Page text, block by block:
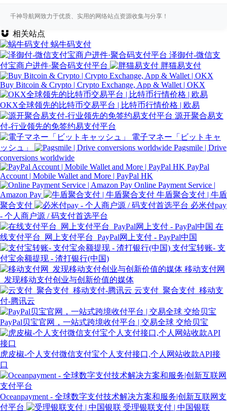
千神导航网致力于优质、实用的网络站点资源收集与分享！
相关站点
蜗牛码支付
泽御付-微信支
付宝商户进件·聚合码支付平台
胖猫易支付
Buy Bitcoin & Crypto | Crypto Exchange, App & Wallet | OKX
OKX全球领先的比特币交易平台 | 比特币行情价格 | 欧易
源开聚合易支
付-行业领先的免签约易支付平台
電子マネー「ビットキャ
ッシュ」
Pagsmile | Drive
conversions worldwide
PayPal
Account | Mobile Wallet and More | PayPal HK
Online Payment Service |
Amazon Pay
牛盾聚合支付 | 牛盾
聚合支付
必米付pay
- 个人商户源 / 码支付首选平台
在
线支付平台_网上支付平台_PayPal网上支付 - PayPal中国
支付宝转账- 支
付宝余额提现 - 渣打银行(中国)
移动支付网
_发现移动支付创业与创新价值的媒体
云支付_聚合支付_移动支
付-腾讯云
PayPal贝宝官网，一站式跨境收付平台 | 交易全球 交给贝宝
虎皮椒-个人支付微信支付宝个人支付接口,个人网站收款API接
口
Oceanpayment - 全球数字支付技术解决方案和服务|创新互联网支
付平台
受理银联支付 | 中国银联